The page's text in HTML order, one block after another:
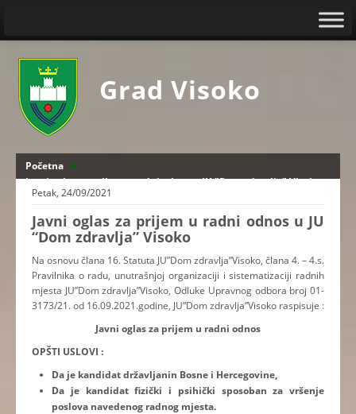
Grad Visoko
Početna
Javni oglas za prijem u radni odnos u JU "Dom zdravlja" Visoko
Petak, 24/09/2021
Javni oglas za prijem u radni odnos u JU
“Dom zdravlja” Visoko
Na osnovu člana 16. Statuta JU”Dom zdravlja”Visoko, člana 4. – 4.s.
Pravilnika o radu, unutrašnjoj organizaciji i sistematizaciji radnih
mjesta JU”Dom zdravlja”Visoko, Odluke Upravnog odbora broj 01-
3173/21. od 16.09.2021.godine, JU”Dom zdravlja”Visoko raspisuje :
Javni oglas za prijem u radni odnos
OPŠTI USLOVI :
Da je kandidat državljanin Bosne i Hercegovine,
Da je kandidat fizički i psihički sposoban za vršenje
poslova navedenog radnog mjesta.